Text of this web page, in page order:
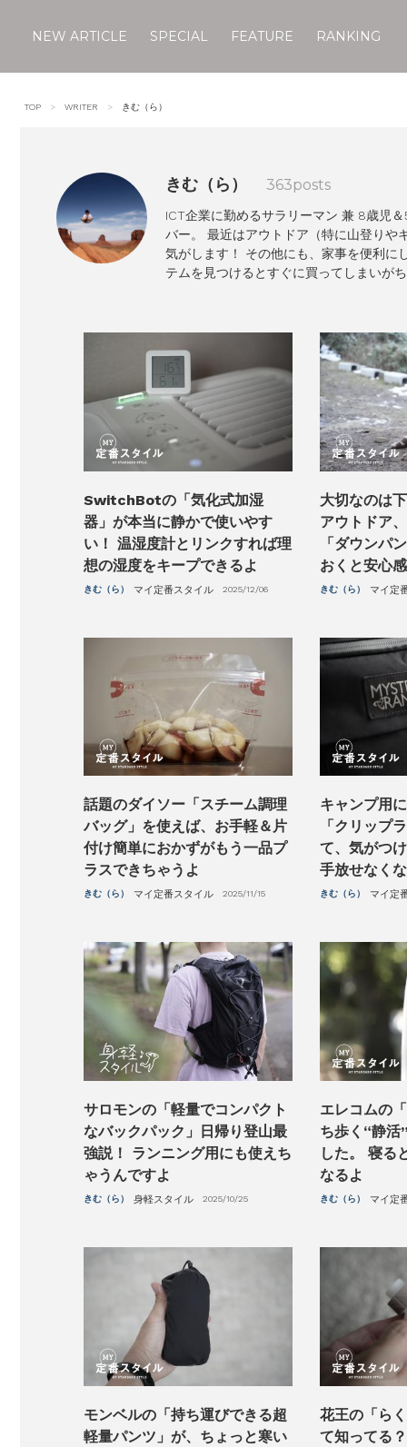
NEW ARTICLE SPECIAL FEATURE RANKING
TOP WRITER きむ（ら）
きむ（ら） 363posts
ICT企業に勤めるサラリーマン 兼 8歳児
バー。 最近はアウトドア（特に山登りや
気がします！ その他にも、家事を便利に
テムを見つけるとすぐに買ってしまいが
SwitchBotの「気化式加湿
器」が本当に静かで使いやす
い！ 温湿度計とリンクすれば理
想の湿度をキープできるよ
きむ（ら） マイ定番スタイル 2025/12/06
大切なのは
アウトドア
「ダウンパ
おくと安心
きむ（ら） マイ定
話題のダイソー「スチーム調理
バッグ」を使えば、お手軽＆片
付け簡単におかずがもう一品プ
ラスできちゃうよ
きむ（ら） マイ定番スタイル 2025/11/15
キャンプ用
「クリップ
て、気がつ
手放せなく
きむ（ら） マイ定
サロモンの「軽量でコンパクト
なバックパック」日帰り登山最
強説！ ランニング用にも使えち
ゃうんですよ
きむ（ら） 身軽スタイル 2025/10/25
エレコムの
ち歩く“静活
した。 寝る
なるよ
きむ（ら） マイ定
モンベルの「持ち運びできる超
軽量パンツ」が、ちょっと寒い
花王の「ら
て知ってる